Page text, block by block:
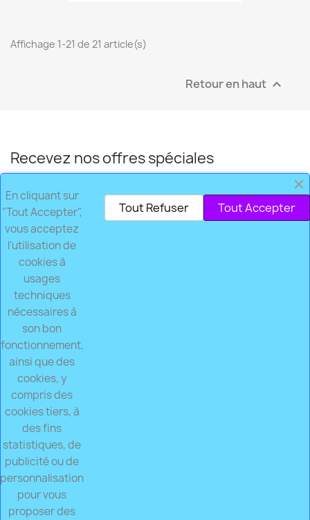
Affichage 1-21 de 21 article(s)
Retour en haut 
Recevez nos offres spéciales
Vous pouvez vous désinscrire à tout moment. Vous trouverez pour cela
nos informations de contact dans les conditions d'utilisation du site.
YouTube
NOTRE SOCIÉTÉ
VOTRE COMPTE
Paiement Sécurisé
CB/VISA/MASTERCARD PAYPAL jusqu'à 4x sans
frais
Livraison Gratuite
dès 74€ d'achat. Envoi sous 48h.
En cliquant sur
"Tout Accepter",
vous acceptez
l'utilisation de
cookies à
usages
techniques
nécessaires à
son bon
fonctionnement,
ainsi que des
cookies, y
compris des
cookies tiers, à
des fins
statistiques, de
publicité ou de
personnalisation
pour vous
proposer des
Tout Accepter
Tout Refuser